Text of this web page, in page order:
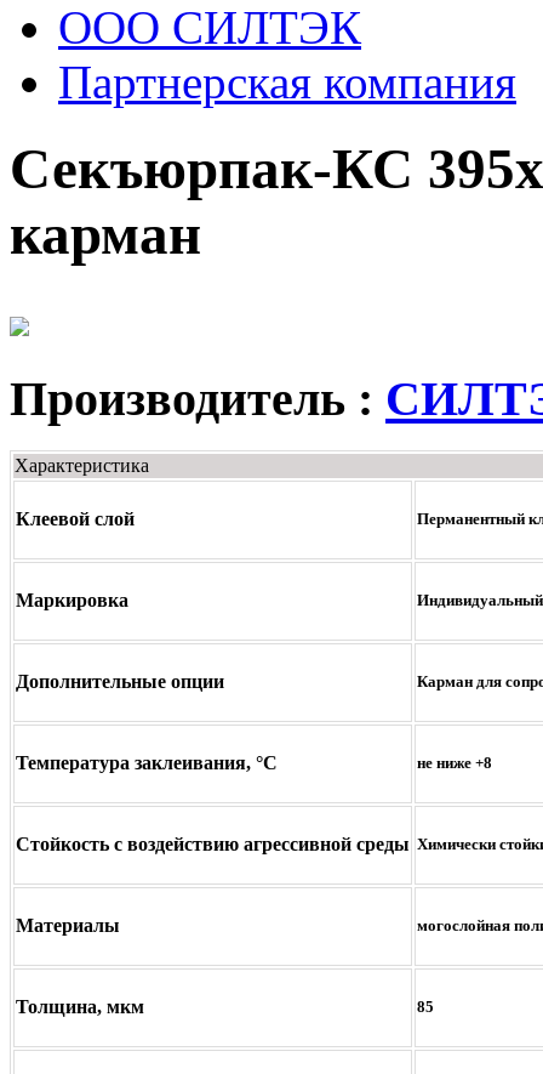
ООО СИЛТЭК
Партнерская компания
Секъюрпак-КС
карман
Производитель :
Характеристика
Клеевой слой Перманентный
Маркировка
Дополнительные опции Карман для
Температура заклеивания, °С не ниже +8
Стойкость с воздействию агрессивной среды Химически
Материалы могослойная
Толщина, мкм 85